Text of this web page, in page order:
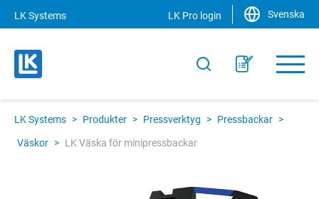
LK Systems LK Pro login Svenska
LK Systems > Produkter > Pressverktyg > Pressbackar >
Väskor > LK Väska för minipressbackar